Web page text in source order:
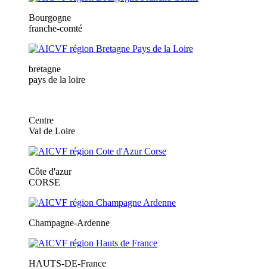
Bourgogne
franche-comté
bretagne
pays de la loire
Centre
Val de Loire
Côte d'azur
CORSE
Champagne-Ardenne
HAUTS-DE-France